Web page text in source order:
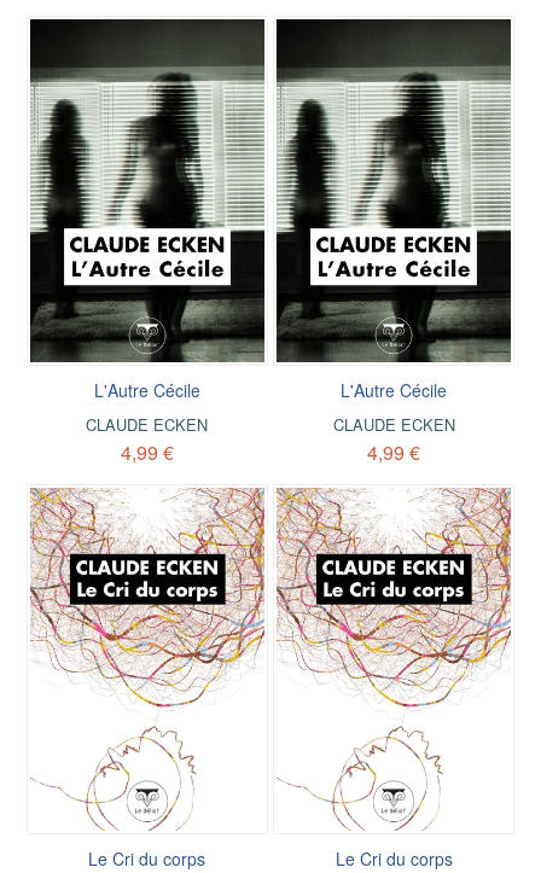
L'Autre Cécile
CLAUDE ECKEN
4,99 €
L'Autre Cécile
CLAUDE ECKEN
4,99 €
Le Cri du corps Le Cri du corps